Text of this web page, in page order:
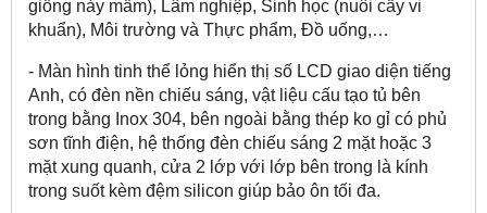
giống nảy mầm), Lâm nghiệp, Sinh học (nuôi cấy vi
khuẩn), Môi trường và Thực phẩm, Đồ uống,…
- Màn hình tinh thể lỏng hiển thị số LCD giao diện tiếng
Anh, có đèn nền chiếu sáng, vật liệu cấu tạo tủ bên
trong bằng Inox 304, bên ngoài bằng thép ko gỉ có phủ
sơn tĩnh điện, hệ thống đèn chiếu sáng 2 mặt hoặc 3
mặt xung quanh, cửa 2 lớp với lớp bên trong là kính
trong suốt kèm đệm silicon giúp bảo ôn tối đa.